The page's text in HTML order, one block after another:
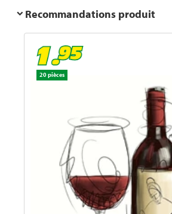
Recommandations produit
20 pièces